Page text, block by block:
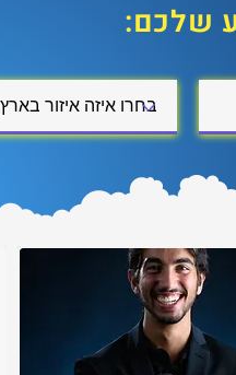
שלכם: